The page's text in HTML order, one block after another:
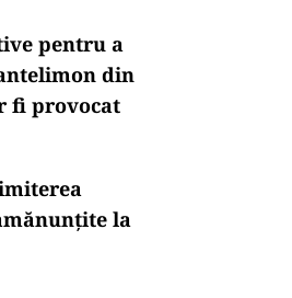
pentru a
din
fi provocat
la